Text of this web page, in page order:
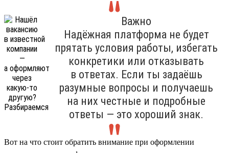
Важно
Надёжная платформа не будет
прятать условия работы, избегать
конкретики или отказывать
в ответах. Если ты задаёшь
разумные вопросы и получаешь
на них честные и подробные
ответы — это хороший знак.
Вот на что стоит обратить внимание при оформлении